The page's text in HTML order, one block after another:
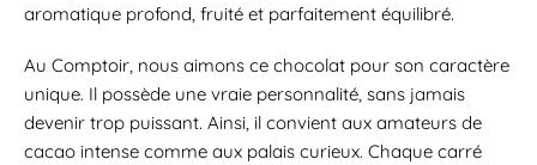
aromatique profond, fruité et parfaitement équilibré.
Au Comptoir, nous aimons ce chocolat pour son caractère
unique. Il possède une vraie personnalité, sans jamais
devenir trop puissant. Ainsi, il convient aux amateurs de
cacao intense comme aux palais curieux. Chaque carré